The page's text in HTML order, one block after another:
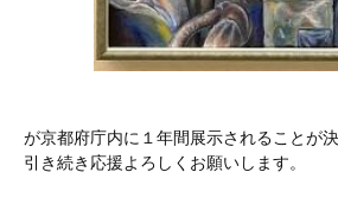
が京都府庁内に１年間展示されることが決
引き続き応援よろしくお願いします。